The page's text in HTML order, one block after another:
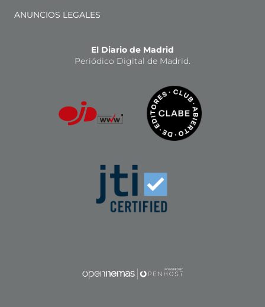
ANUNCIOS LEGALES
El Diario de Madrid
Periódico Digital de Madrid.